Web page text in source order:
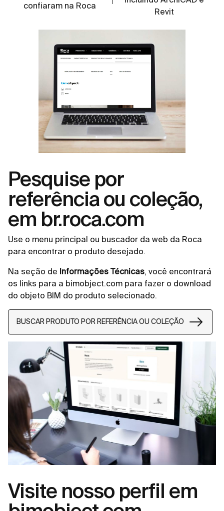
confiaram na Roca
Revit
Pesquise por
referência ou coleção,
em br.roca.com
Use o menu principal ou buscador da web da Roca
para encontrar o produto desejado.
Na seção de Informações Técnicas, você encontrará
os links para a bimobject.com para fazer o download
do objeto BIM do produto selecionado.
BUSCAR PRODUTO POR REFERÊNCIA OU COLEÇÃO
Visite nosso perfil em